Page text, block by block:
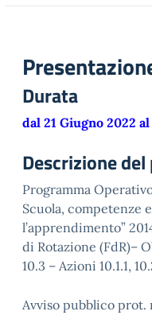
Durata
dal 21 Giugno 2022
Descrizione
Programma
Scuola, competenze
l’apprendimento”
di Rotazione (FdR)–
10.3 – Azioni 10.1.1,
Avviso pubblico